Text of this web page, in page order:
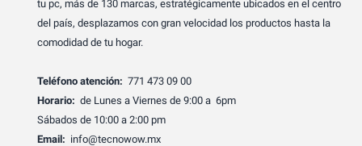
tu pc, más de 130 marcas, estratégicamente ubicados en el centro
del país, desplazamos con gran velocidad los productos hasta la
comodidad de tu hogar.
Teléfono atención: 771 473 09 00
Horario: de Lunes a Viernes de 9:00 a 6pm
Sábados de 10:00 a 2:00 pm
Email: info@tecnowow.mx